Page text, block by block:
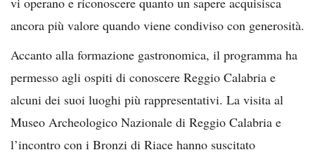
ancora più valore quando viene condiviso con generosità.
Accanto alla formazione gastronomica, il programma ha
permesso agli ospiti di conoscere Reggio Calabria e
alcuni dei suoi luoghi più rappresentativi. La visita al
Museo Archeologico Nazionale di Reggio Calabria e
l’incontro con i Bronzi di Riace hanno suscitato